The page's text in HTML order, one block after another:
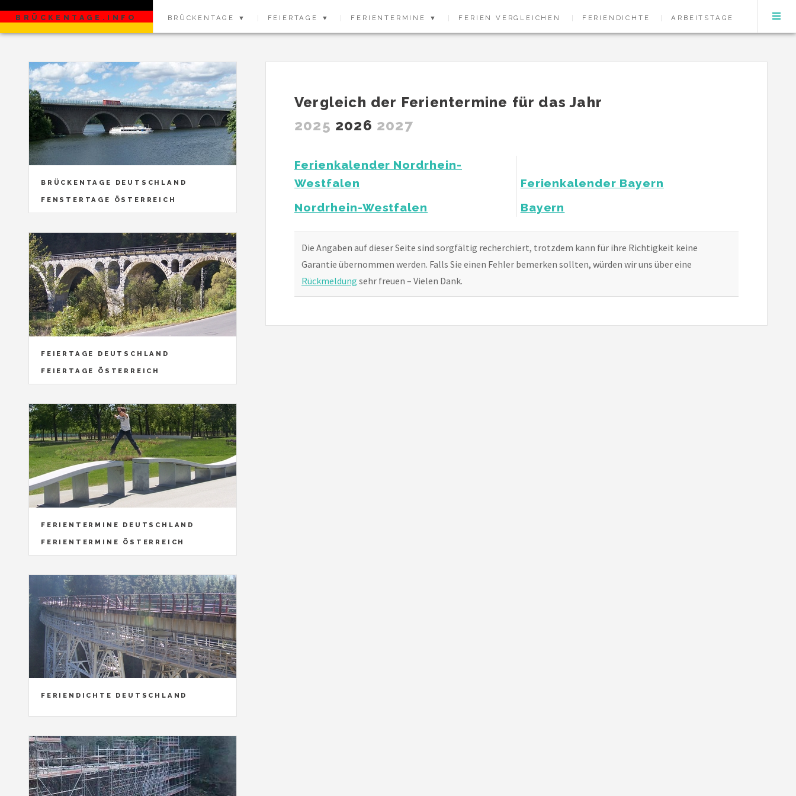
BRÜCKENTAGE.INFO BRÜCKENTAGE ▼ FEIERTAGE ▼ FERIENTERMINE ▼ FERIEN VERGLEICHEN FERIENDICHTE ARBEITSTAGE
Vergleich der Ferientermine für das Jahr
2025 2026 2027
Ferienkalender Nordrhein-
Westfalen
Nordrhein-Westfalen
Ferienkalender Bayern
Bayern
Die Angaben auf dieser Seite sind sorgfältig recherchiert, trotzdem kann für ihre Richtigkeit keine
Garantie übernommen werden. Falls Sie einen Fehler bemerken sollten, würden wir uns über eine
Rückmeldung sehr freuen – Vielen Dank.
BRÜCKENTAGE DEUTSCHLAND
FENSTERTAGE ÖSTERREICH
FEIERTAGE DEUTSCHLAND
FEIERTAGE ÖSTERREICH
FERIENTERMINE DEUTSCHLAND
FERIENTERMINE ÖSTERREICH
FERIENDICHTE DEUTSCHLAND